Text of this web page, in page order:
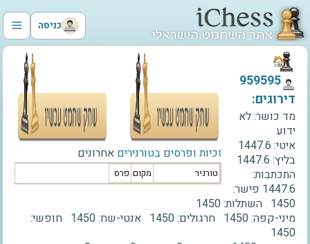
כניסה
זכיות ופרסים בטורנירים אחרונים
טורניר מקום פרס
‫959595‬
דירוגים:
מד כושר:לא
ידוע
איטי: 1447.6
בליץ: 1447.6
התכתבות:
1447.6 פישר:
1450 השתלות:1450
מיני-קפה:1450 חרגולים:1450 אנטי-שח:1450 חופשי:
1450